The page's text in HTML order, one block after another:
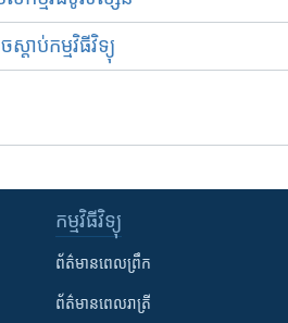
ស្តាប់កម្មវិធីវិទ្យុ
កម្មវិធី​វិទ្យុ
ព័ត៌មាន​ពេល​ព្រឹក
ព័ត៌មាន​​ពេល​រាត្រី